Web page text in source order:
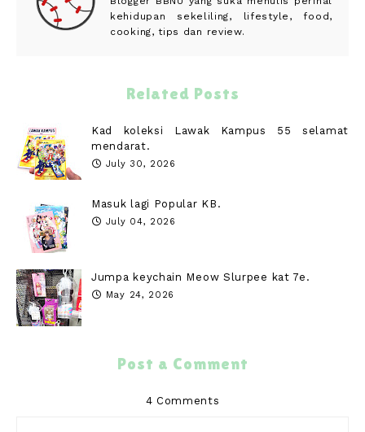
kehidupan sekeliling, lifestyle, food,
cooking, tips dan review.
Related Posts
Kad koleksi Lawak Kampus 55 selamat
mendarat.
July 30, 2026
Masuk lagi Popular KB.
July 04, 2026
Jumpa keychain Meow Slurpee kat 7e.
May 24, 2026
Post a Comment
4 Comments